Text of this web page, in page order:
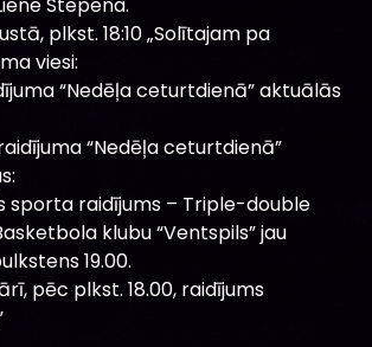
plkst. 18:10 „Solītajam pa
viesi:
“Nedēļa ceturtdienā” aktuālās
“Nedēļa ceturtdienā”
sporta raidījums – Triple-double
klubu “Ventspils” jau
19.00.
pēc plkst. 18.00, raidījums